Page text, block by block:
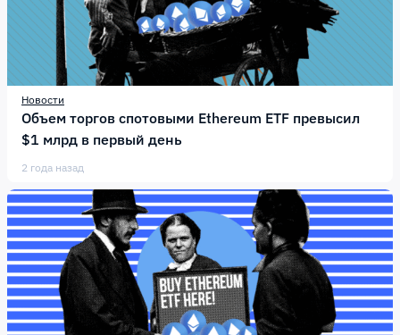
Новости
Объем торгов спотовыми Ethereum ETF превысил
$1 млрд в первый день
2 года назад